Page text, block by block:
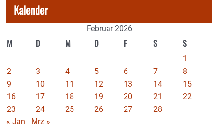
Kalender
Februar 2026
M D M D F S S
1
2
3 4 5 6 7
8
9
10 11 12 13 14
15
16
17 18 19 20 21
22
23
24 25 26 27
28
« Jan
Mrz »